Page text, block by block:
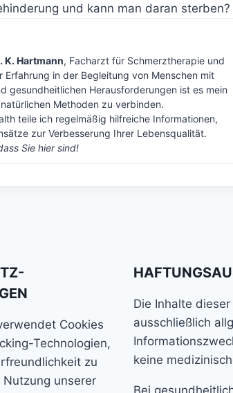
und kann man daran sterben?
K. Hartmann, Facharzt für Schmerztherapie und
in der Begleitung von Menschen mit
gesundheitlichen Herausforderungen ist es mein
Methoden zu verbinden.
teile ich regelmäßig hilfreiche Informationen,
zur Verbesserung Ihrer Lebensqualität.
Sie hier sind!
Cookies
Technologien,
zu
unserer
Die Inhalte
ausschließlich
keine
Bei